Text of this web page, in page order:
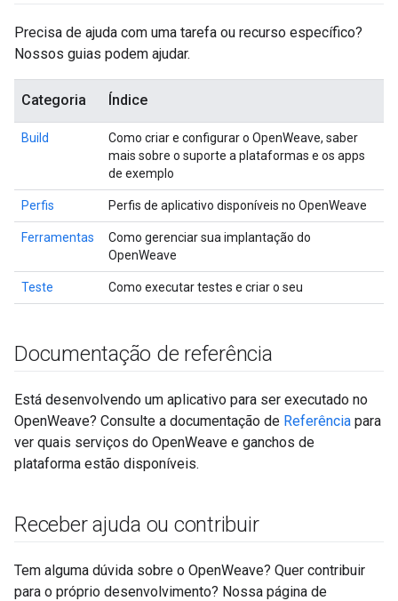
Precisa de ajuda com uma tarefa ou recurso específico?
Nossos guias podem ajudar.
Categoria Índice
Build
Como criar e configurar o OpenWeave, saber
mais sobre o suporte a plataformas e os apps
de exemplo
Perfis Perfis de aplicativo disponíveis no OpenWeave
Ferramentas
Como gerenciar sua implantação do
OpenWeave
Teste Como executar testes e criar o seu
Documentação de referência
Está desenvolvendo um aplicativo para ser executado no
OpenWeave? Consulte a documentação de Referência para
ver quais serviços do OpenWeave e ganchos de
plataforma estão disponíveis.
Receber ajuda ou contribuir
Tem alguma dúvida sobre o OpenWeave? Quer contribuir
para o próprio desenvolvimento? Nossa página de